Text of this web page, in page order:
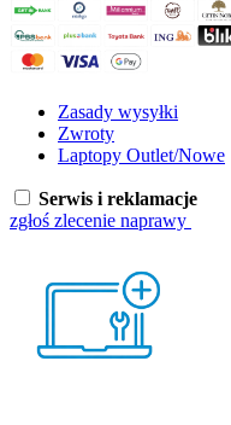
Zasady wysyłki
Zwroty
Laptopy Outlet/Nowe
Serwis i reklamacje
zgłoś zlecenie naprawy